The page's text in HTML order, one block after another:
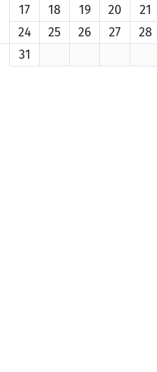
17
18 19 20 21
24
25 26 27 28
31